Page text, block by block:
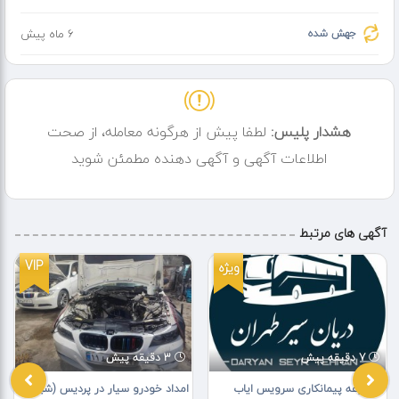
جهش شده 6 ماه پیش
هشدار پلیس: لطفا پیش از هرگونه معامله، از صحت
اطلاعات آگهی و آگهی دهنده مطمئن شوید
آگهی های مرتبط
VIP
3 دقیقه پیش
امداد خودرو سیار در پردیس (شبانه
ویژه
7 دقیقه پیش
مجموعه پیمانکاری سرویس ایاب